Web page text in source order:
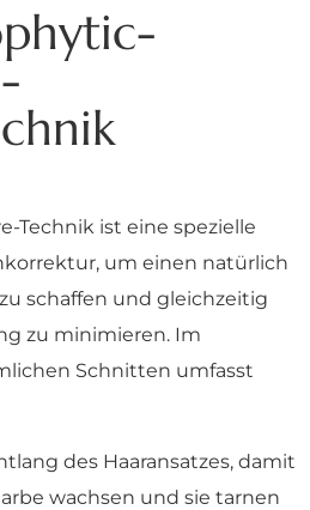
Technik ist eine spezielle
um einen natürlich
schaffen und gleichzeitig
zu minimieren. Im
Schnitten umfasst
des Haaransatzes, damit
wachsen und sie tarnen